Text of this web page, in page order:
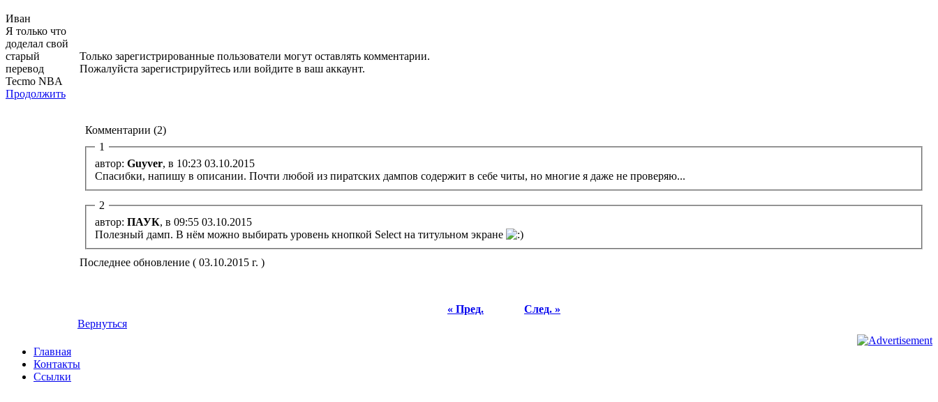
Иван
Я только что
доделал свой
старый
перевод
Tecmo NBA
Продолжить
Только зарегистрированные пользователи могут оставлять комментарии.
Пожалуйста зарегистрируйтесь или войдите в ваш аккаунт.
Комментарии (2)
1
автор: Guyver, в 10:23 03.10.2015
Спасибки, напишу в описании. Почти любой из пиратских дампов содержит в себе читы, но многие я даже не проверяю...
2
автор: ПАУК, в 09:55 03.10.2015
Полезный дамп. В нём можно выбирать уровень кнопкой Select на титульном экране
Последнее обновление ( 03.10.2015 г. )
« Пред.
След. »
Вернуться
Главная
Контакты
Ссылки